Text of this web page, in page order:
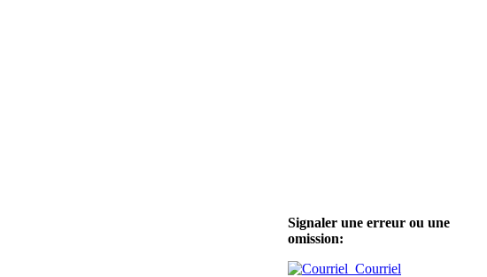
Signaler une erreur ou une
omission:
Courriel